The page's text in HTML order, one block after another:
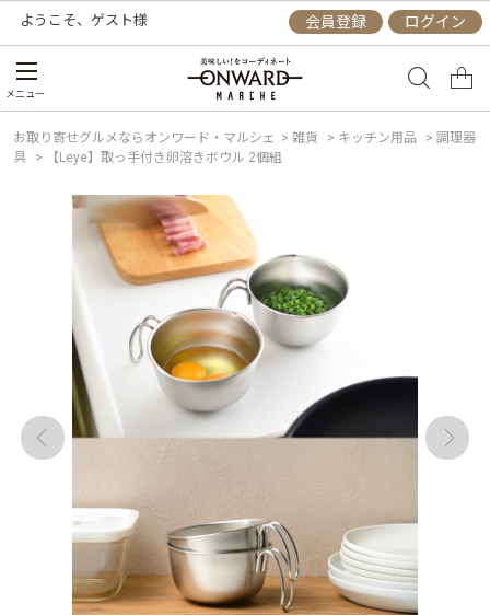
ようこそ、 ゲスト様 会員登録 ログイン
メニュー
お取り寄せグルメならオンワード・マルシェ > 雑貨 > キッチン用品 > 調理器
具
> 【Leye】取っ手付き卵溶きボウル 2個組